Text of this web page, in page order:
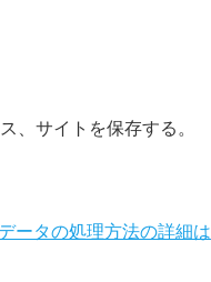
、サイトを保存する。
ータの処理方法の詳細は